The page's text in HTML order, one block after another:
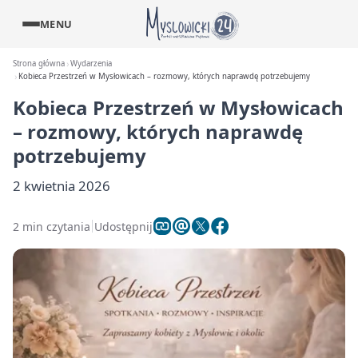
MENU
Strona główna Wydarzenia
Kobieca Przestrzeń w Mysłowicach – rozmowy, których naprawdę potrzebujemy
Kobieca Przestrzeń w Mysłowicach
– rozmowy, których naprawdę
potrzebujemy
2 kwietnia 2026
2 min czytania Udostępnij